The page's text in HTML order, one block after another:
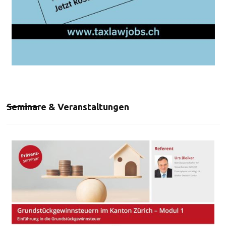
Seminare & Veranstaltungen